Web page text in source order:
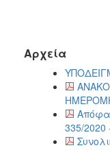
Αρχεία
335/2020